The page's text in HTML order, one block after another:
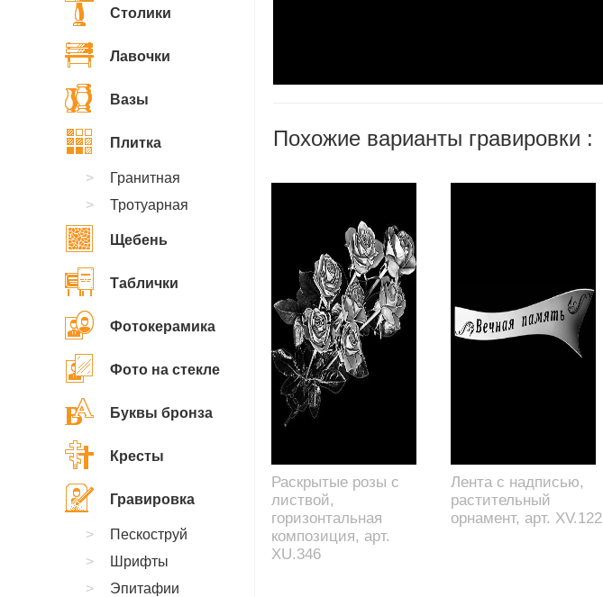
Похожие варианты гравировки :
Раскрытые розы с
листвой,
горизонтальная
композиция, арт.
XU.346
Лента с надписью,
растительный
орнамент, арт. XV.122
Столики
Лавочки
Вазы
Плитка
Гранитная
Тротуарная
Щебень
Таблички
Фотокерамика
Фото на стекле
Буквы бронза
Кресты
Гравировка
Пескоструй
Шрифты
Эпитафии